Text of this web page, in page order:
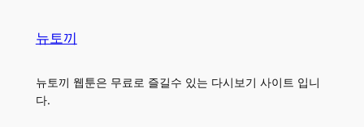
뉴토끼
뉴토끼 웹툰은 무료로 즐길수 있는 다시보기 사이트 입니
다.